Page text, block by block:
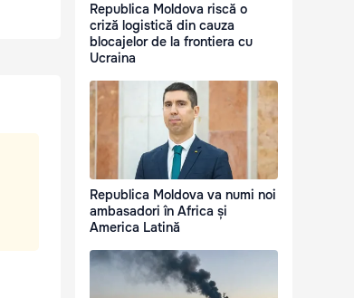
Republica Moldova riscă o
criză logistică din cauza
blocajelor de la frontiera cu
Ucraina
Republica Moldova va numi noi
ambasadori în Africa și
America Latină